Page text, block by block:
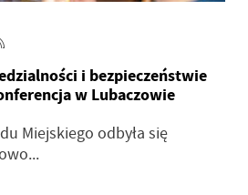
i bezpieczeństwie
w Lubaczowie
Miejskiego odbyła się